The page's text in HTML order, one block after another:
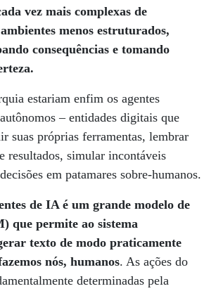
vez mais complexas de
menos estruturados,
consequências e tomando
estariam enfim os agentes
– entidades digitais que
suas próprias ferramentas, lembrar
resultados, simular incontáveis
em patamares sobre-humanos.
de IA é um grande modelo de
que permite ao sistema
texto de modo praticamente
nós, humanos. As ações do
determinadas pela